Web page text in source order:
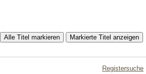
Registersuche